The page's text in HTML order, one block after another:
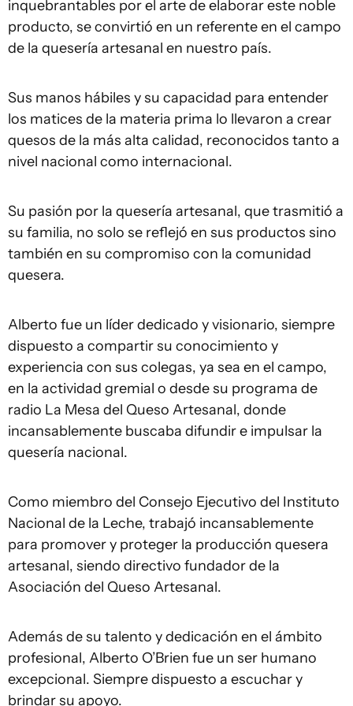
inquebrantables por el arte de elaborar este noble
producto, se convirtió en un referente en el campo
de la quesería artesanal en nuestro país.
Sus manos hábiles y su capacidad para entender
los matices de la materia prima lo llevaron a crear
quesos de la más alta calidad, reconocidos tanto a
nivel nacional como internacional.
Su pasión por la quesería artesanal, que trasmitió a
su familia, no solo se reflejó en sus productos sino
también en su compromiso con la comunidad
quesera.
Alberto fue un líder dedicado y visionario, siempre
dispuesto a compartir su conocimiento y
experiencia con sus colegas, ya sea en el campo,
en la actividad gremial o desde su programa de
radio La Mesa del Queso Artesanal, donde
incansablemente buscaba difundir e impulsar la
quesería nacional.
Como miembro del Consejo Ejecutivo del Instituto
Nacional de la Leche, trabajó incansablemente
para promover y proteger la producción quesera
artesanal, siendo directivo fundador de la
Asociación del Queso Artesanal.
Además de su talento y dedicación en el ámbito
profesional, Alberto O’Brien fue un ser humano
excepcional. Siempre dispuesto a escuchar y
brindar su apoyo.